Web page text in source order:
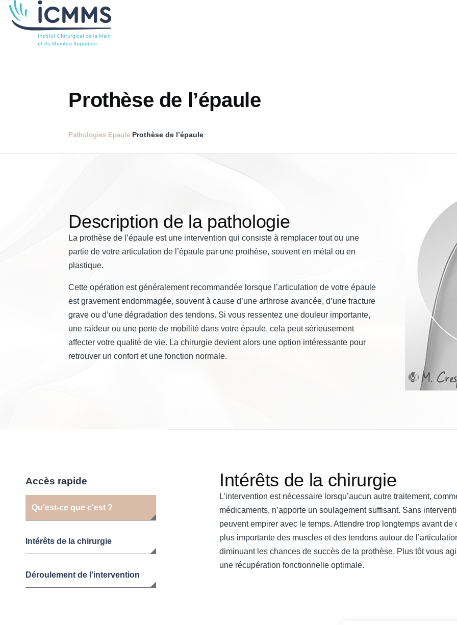
Aller au contenu principal
Prothèse de l’épaule
Pathologies Epaule Prothèse de l’épaule
Description de la pathologie
La prothèse de l’épaule est une intervention qui consiste à remplacer tout ou une
partie de votre articulation de l’épaule par une prothèse, souvent en métal ou en
plastique.
Cette opération est généralement recommandée lorsque l’articulation de votre épaule
est gravement endommagée, souvent à cause d’une arthrose avancée, d’une fracture
grave ou d’une dégradation des tendons. Si vous ressentez une douleur importante,
une raideur ou une perte de mobilité dans votre épaule, cela peut sérieusement
affecter votre qualité de vie. La chirurgie devient alors une option intéressante pour
retrouver un confort et une fonction normale.
Accès rapide
Qu'est-ce que c'est ?
Intérêts de la chirurgie
Déroulement de l’intervention
Intérêts de la chirurgie
L’intervention est nécessaire lorsqu’aucun autre traitement,
médicaments, n’apporte un soulagement suffisant. Sans
peuvent empirer avec le temps. Attendre trop longtemps avant
plus importante des muscles et des tendons autour de
diminuant les chances de succès de la prothèse. Plus tôt vous
une récupération fonctionnelle optimale.